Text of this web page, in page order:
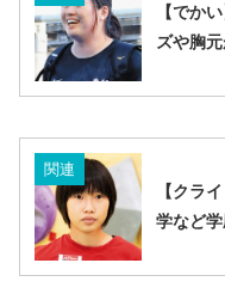
【でか
ズや胸
関連
【クラ
学など学